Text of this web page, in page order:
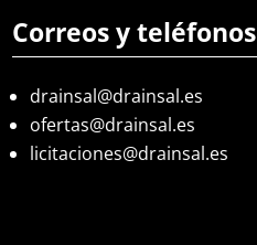
Correos y teléfonos
drainsal@drainsal.es
ofertas@drainsal.es
licitaciones@drainsal.es